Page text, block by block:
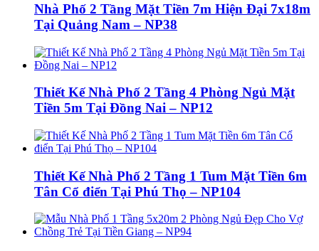
Nhà Phố 2 Tầng Mặt Tiền 7m Hiện Đại 7x18m
Tại Quảng Nam – NP38
Thiết Kế Nhà Phố 2 Tầng 4 Phòng Ngủ Mặt
Tiền 5m Tại Đồng Nai – NP12
Thiết Kế Nhà Phố 2 Tầng 1 Tum Mặt Tiền 6m
Tân Cổ điển Tại Phú Thọ – NP104